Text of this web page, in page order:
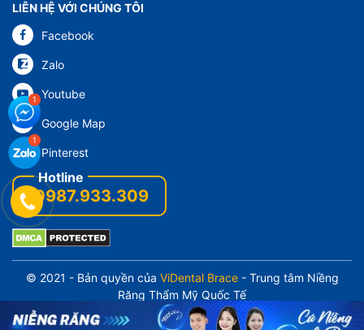
LIÊN HỆ VỚI CHÚNG TÔI
Facebook
Zalo
Youtube
Google Map
Pinterest
0987.933.309
© 2021 - Bản quyền của ViDental Brace- Trung tâm Niềng
Răng Thẩm Mỹ Quốc Tế